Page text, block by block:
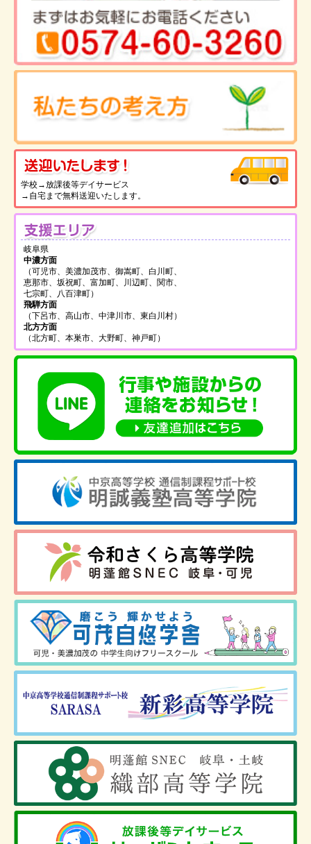
学校→放課後等デイサービス
→自宅まで無料送迎いたします。
岐阜県
中濃方面
（可児市、美濃加茂市、御嵩町、白川町、
恵那市、坂祝町、富加町、川辺町、関市、
七宗町、八百津町）
飛騨方面
（下呂市、高山市、中津川市、東白川村）
北方方面
（北方町、本巣市、大野町、神戸町）